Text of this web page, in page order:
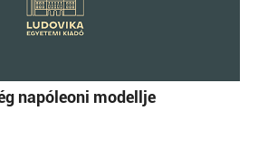
napóleoni modellje